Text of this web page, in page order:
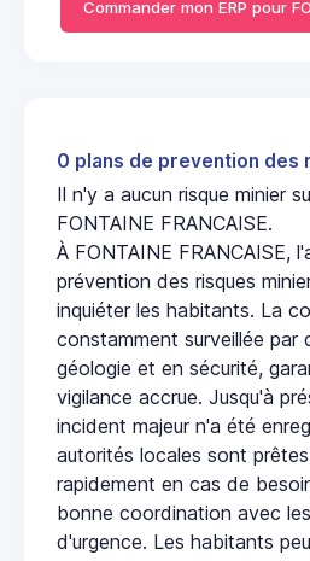
Commander mon ERP pour
0 plans de prevention des
Il n'y a aucun risque minier
FONTAINE FRANCAISE.
À FONTAINE FRANCAISE,
prévention des risques
inquiéter les habitants. La
constamment surveillée par
géologie et en sécurité,
vigilance accrue. Jusqu'à
incident majeur n'a été
autorités locales sont
rapidement en cas de
bonne coordination avec
d'urgence. Les habitants